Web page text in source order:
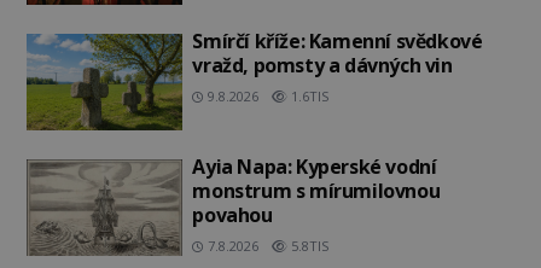
Smírčí kříže: Kamenní svědkové
vražd, pomsty a dávných vin
9.8.2026 1.6TIS
Ayia Napa: Kyperské vodní
monstrum s mírumilovnou
povahou
7.8.2026 5.8TIS